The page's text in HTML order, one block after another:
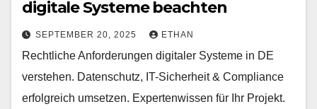
digitale Systeme beachten
SEPTEMBER 20, 2025 ETHAN
Rechtliche Anforderungen digitaler Systeme in DE
verstehen. Datenschutz, IT-Sicherheit & Compliance
erfolgreich umsetzen. Expertenwissen für Ihr Projekt.